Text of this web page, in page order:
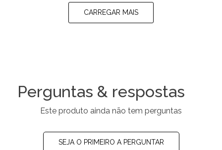
CARREGAR MAIS
Perguntas & respostas
Este produto ainda não tem perguntas
SEJA O PRIMEIRO A PERGUNTAR